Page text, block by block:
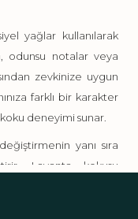
yağlar kullanılarak
odunsu notalar veya
zevkinize uygun
farklı bir karakter
deneyimi sunar.
yanı sıra
Lavanta kokusu